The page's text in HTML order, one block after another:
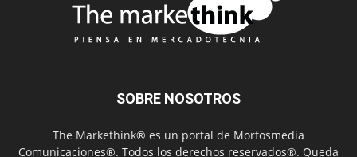
SOBRE NOSOTROS
The Markethink® es un portal de Morfosmedia
Comunicaciones®. Todos los derechos reservados®. Queda